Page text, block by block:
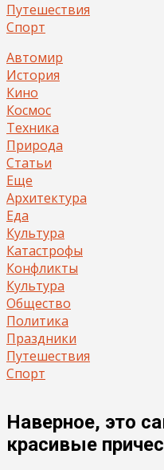
Путешествия
Спорт
Автомир
История
Кино
Космос
Техника
Природа
Статьи
Еще
Архитектура
Еда
Культура
Катастрофы
Конфликты
Культура
Общество
Политика
Праздники
Путешествия
Спорт
Наверное, это
красивые